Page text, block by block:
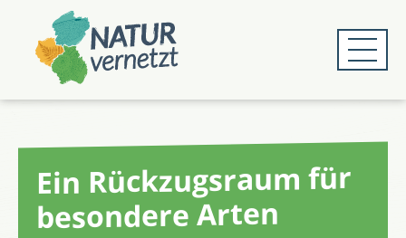
Hauptmenü
springen
Hauptinhalt
springen
Ein Rückzugsraum für
besondere Arten